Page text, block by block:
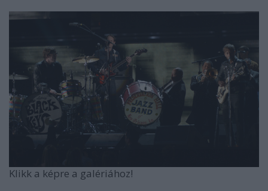
Klikk a képre a galériához!